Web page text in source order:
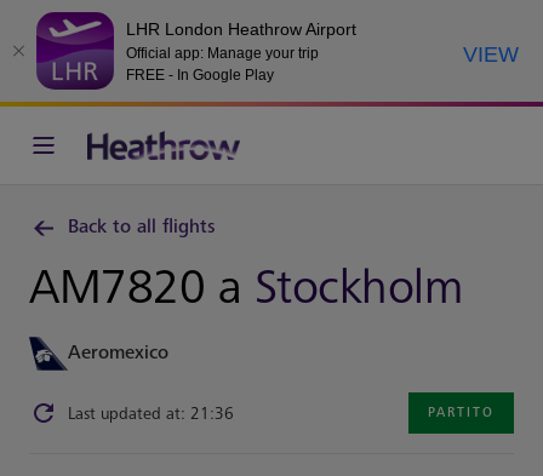
LHR London Heathrow Airport
Official app: Manage your trip
FREE - In Google Play
VIEW
Back to all flights
AM7820 a Stockholm
Aeromexico
Last updated at: 21:36 PARTITO